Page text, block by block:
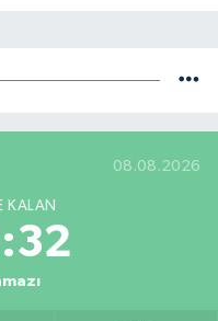
08.08.2026
KALAN